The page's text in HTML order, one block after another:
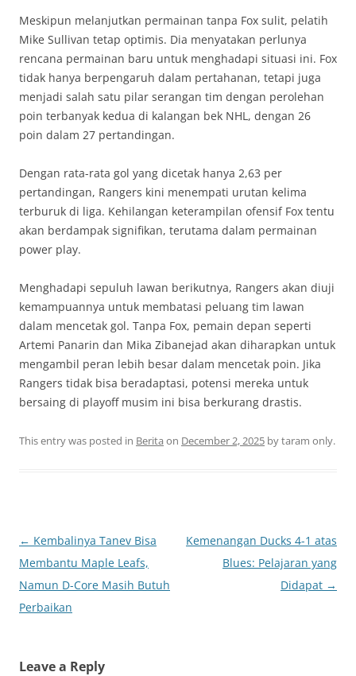
Meskipun melanjutkan permainan tanpa Fox sulit, pelatih
Mike Sullivan tetap optimis. Dia menyatakan perlunya
rencana permainan baru untuk menghadapi situasi ini. Fox
tidak hanya berpengaruh dalam pertahanan, tetapi juga
menjadi salah satu pilar serangan tim dengan perolehan
poin terbanyak kedua di kalangan bek NHL, dengan 26
poin dalam 27 pertandingan.
Dengan rata-rata gol yang dicetak hanya 2,63 per
pertandingan, Rangers kini menempati urutan kelima
terburuk di liga. Kehilangan keterampilan ofensif Fox tentu
akan berdampak signifikan, terutama dalam permainan
power play.
Menghadapi sepuluh lawan berikutnya, Rangers akan diuji
kemampuannya untuk membatasi peluang tim lawan
dalam mencetak gol. Tanpa Fox, pemain depan seperti
Artemi Panarin dan Mika Zibanejad akan diharapkan untuk
mengambil peran lebih besar dalam mencetak poin. Jika
Rangers tidak bisa beradaptasi, potensi mereka untuk
bersaing di playoff musim ini bisa berkurang drastis.
This entry was posted in Berita on December 2, 2025 bytaram only.
Post
navigation
← Kembalinya Tanev Bisa
Membantu Maple Leafs,
Namun D-Core Masih Butuh
Perbaikan
Kemenangan Ducks 4-1 atas
Blues: Pelajaran yang
Didapat →
Leave a Reply